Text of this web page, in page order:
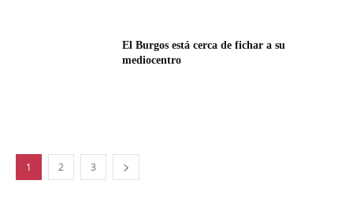
El Burgos está cerca de fichar a su
mediocentro
1 2 3